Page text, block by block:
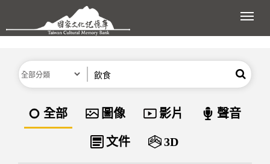
跳到主要內容區塊
展
分類 搜尋
資料類型
全部 圖像 影片 聲音
文件 3D